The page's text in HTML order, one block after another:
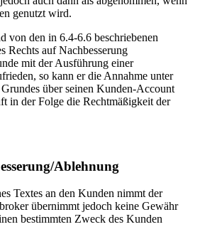
genutzt wird.
von den in 6.4-6.6 beschriebenen
Rechts auf Nachbesserung
mit der Ausführung einer
so kann er die Annahme unter
über seinen Kunden-Account
in der Folge die Rechtmäßigkeit der
Ablehnung
Textes an den Kunden nimmt der
übernimmt jedoch keine Gewähr
bestimmten Zweck des Kunden